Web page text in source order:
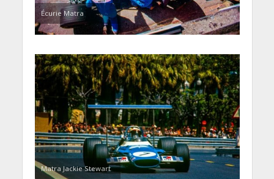
Écurie Matra
Matra Jackie Stewart